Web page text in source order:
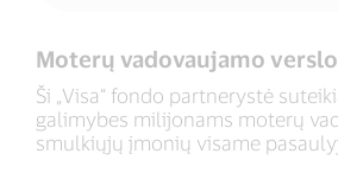
Moterų vadovaujamo
Ši „Visa“ fondo partnerystė
galimybes milijonams moterų
smulkiųjų įmonių visame